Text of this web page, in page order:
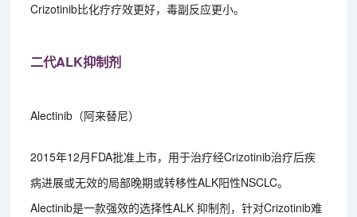
Crizotinib比化疗疗效更好，毒副反应更小。
二代ALK抑制剂
Alectinib（阿来替尼）
2015年12月FDA批准上市，用于治疗经Crizotinib治疗后疾
病进展或无效的局部晚期或转移性ALK阳性NSCLC。
Alectinib是一款强效的选择性ALK 抑制剂，针对Crizotinib难